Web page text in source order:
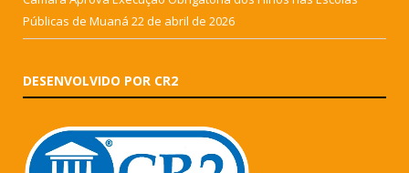
Públicas de Muaná 22 de abril de 2026
DESENVOLVIDO POR CR2